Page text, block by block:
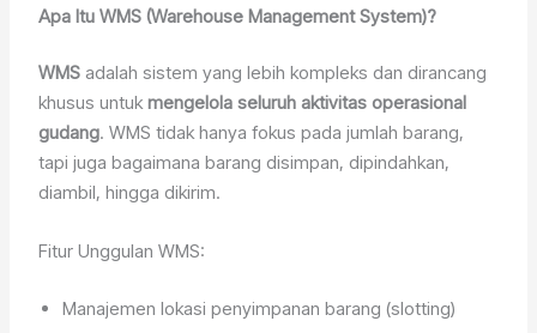
Apa Itu WMS (Warehouse Management System)?
WMS adalah sistem yang lebih kompleks dan dirancang
khusus untukmengelola seluruh aktivitas operasional
gudang. WMS tidak hanya fokus pada jumlah barang,
tapi juga bagaimana barang disimpan, dipindahkan,
diambil, hingga dikirim.
Fitur Unggulan WMS:
Manajemen lokasi penyimpanan barang (slotting)